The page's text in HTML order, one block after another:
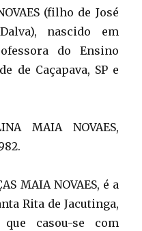
(filho de José
nascido em
do Ensino
de Caçapava, SP e
MAIA NOVAES,
MAIA NOVAES, é a
Rita de Jacutinga,
que casou-se com